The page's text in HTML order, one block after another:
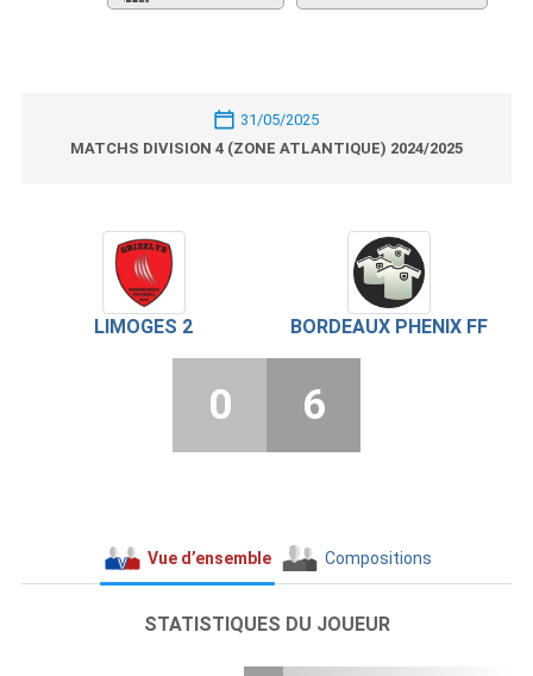
31/05/2025
MATCHS DIVISION 4 (ZONE ATLANTIQUE) 2024/2025
LIMOGES 2 BORDEAUX PHENIX FF
0 6
Vue d’ensemble Compositions
STATISTIQUES DU JOUEUR